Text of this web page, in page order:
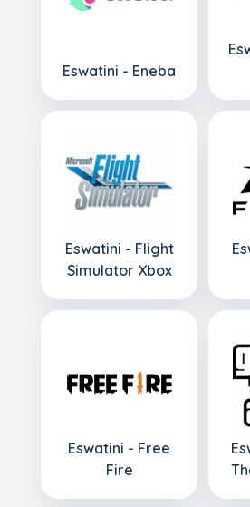
Eswatini - Eneba
Eswatini - Flight
Simulator Xbox
Eswatini - Free
Fire